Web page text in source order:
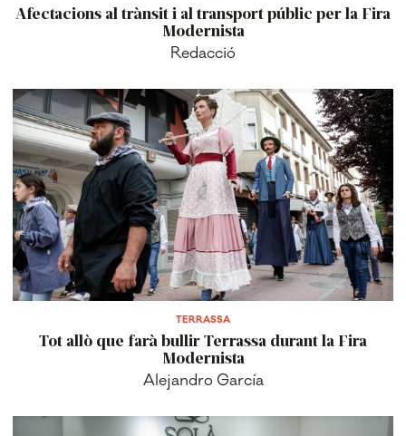
Afectacions al trànsit i al transport públic per la Fira
Modernista
Redacció
TERRASSA
Tot allò que farà bullir Terrassa durant la Fira
Modernista
Alejandro García